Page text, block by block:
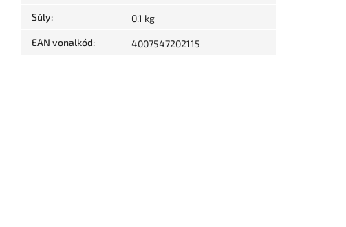
Súly: 0.1 kg
EAN vonalkód: 4007547202115